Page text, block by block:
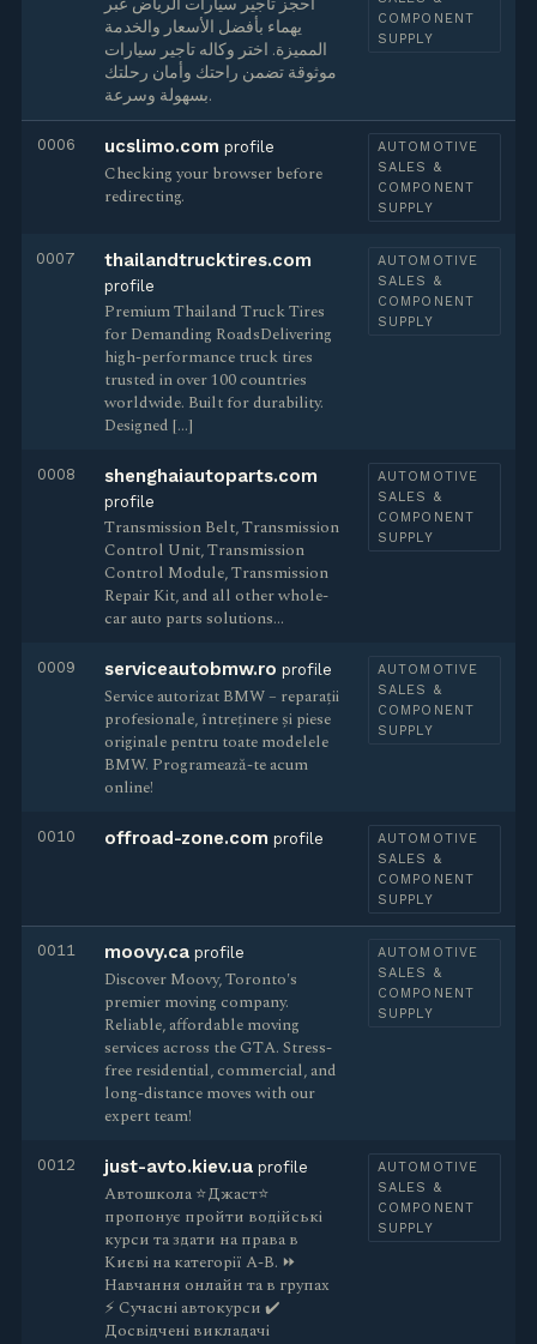
احجز تأجير سيارات الرياض عبر
يهماء بأفضل الأسعار والخدمة
المميزة. اختر وكاله تاجير سيارات
موثوقة تضمن راحتك وأمان رحلتك
بسهولة وسرعة.
COMPONENT
SUPPLY
0006 ucslimo.com profile
Checking your browser before
redirecting.
AUTOMOTIVE
SALES &
COMPONENT
SUPPLY
0007 thailandtrucktires.com
profile
Premium Thailand Truck Tires
for Demanding RoadsDelivering
high-performance truck tires
trusted in over 100 countries
worldwide. Built for durability.
Designed […]
AUTOMOTIVE
SALES &
COMPONENT
SUPPLY
0008 shenghaiautoparts.com
profile
Transmission Belt, Transmission
Control Unit, Transmission
Control Module, Transmission
Repair Kit, and all other whole-
car auto parts solutions...
AUTOMOTIVE
SALES &
COMPONENT
SUPPLY
0009 serviceautobmw.ro profile
Service autorizat BMW – reparații
profesionale, întreținere și piese
originale pentru toate modelele
BMW. Programează-te acum
online!
AUTOMOTIVE
SALES &
COMPONENT
SUPPLY
0010 offroad-zone.com profile
AUTOMOTIVE
SALES &
COMPONENT
SUPPLY
0011 moovy.ca profile
Discover Moovy, Toronto's
premier moving company.
Reliable, affordable moving
services across the GTA. Stress-
free residential, commercial, and
long-distance moves with our
expert team!
AUTOMOTIVE
SALES &
COMPONENT
SUPPLY
0012 just-avto.kiev.ua profile
Автошкола ⭐Джаст⭐
пропонує пройти водійські
курси та здати на права в
Києві на категорії A-B. ⏩
Навчання онлайн та в групах
⚡ Сучасні автокурси ✔️
Досвідчені викладачі
AUTOMOTIVE
SALES &
COMPONENT
SUPPLY